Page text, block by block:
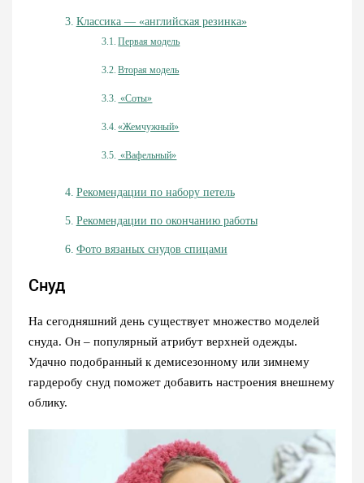
Классика — «английская резинка»
Первая модель
Вторая модель
«Соты»
«Жемчужный»
«Вафельный»
Рекомендации по набору петель
Рекомендации по окончанию работы
Фото вязаных снудов спицами
Снуд
На сегодняшний день существует множество моделей
снуда. Он – популярный атрибут верхней одежды.
Удачно подобранный к демисезонному или зимнему
гардеробу снуд поможет добавить настроения внешнему
облику.